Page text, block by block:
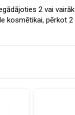
2 vai
kosmētikai, pērkot 2